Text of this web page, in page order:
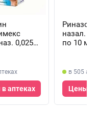
0,025%
аптеках
назал.
по 10 мл
в 505
Цены в